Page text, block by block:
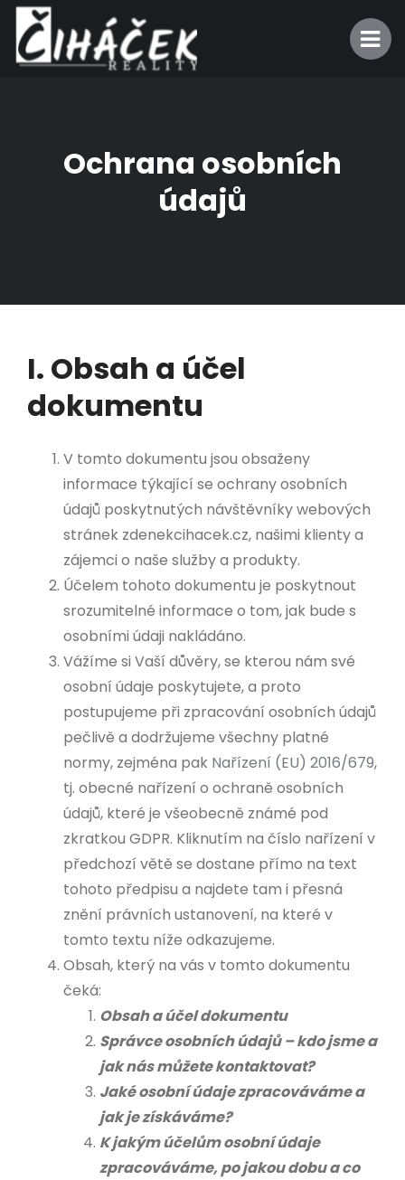
Ochrana osobních
údajů
I. Obsah a účel
dokumentu
V tomto dokumentu jsou obsaženy
informace týkající se ochrany osobních
údajů poskytnutých návštěvníky webových
stránek zdenekcihacek.cz, našimi klienty a
zájemci o naše služby a produkty.
Účelem tohoto dokumentu je poskytnout
srozumitelné informace o tom, jak bude s
osobními údaji nakládáno.
Vážíme si Vaší důvěry, se kterou nám své
osobní údaje poskytujete, a proto
postupujeme při zpracování osobních údajů
pečlivě a dodržujeme všechny platné
normy, zejména pak Nařízení (EU) 2016/679,
tj. obecné nařízení o ochraně osobních
údajů, které je všeobecně známé pod
zkratkou GDPR. Kliknutím na číslo nařízení v
předchozí větě se dostane přímo na text
tohoto předpisu a najdete tam i přesná
znění právních ustanovení, na které v
tomto textu níže odkazujeme.
Obsah, který na vás v tomto dokumentu
čeká:
Obsah a účel dokumentu
Správce osobních údajů – kdo jsme a
jak nás můžete kontaktovat?
Jaké osobní údaje zpracováváme a
jak je získáváme?
K jakým účelům osobní údaje
zpracováváme, po jakou dobu a co